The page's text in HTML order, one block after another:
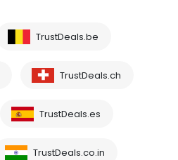
TrustDeals.be
TrustDeals.ch
TrustDeals.es
TrustDeals.co.in